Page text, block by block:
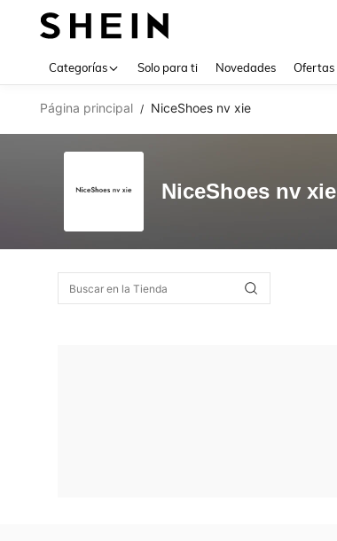
Categorías Solo para ti Novedades Ofertas
Página principal / NiceShoes nv xie
NiceShoes nv xie